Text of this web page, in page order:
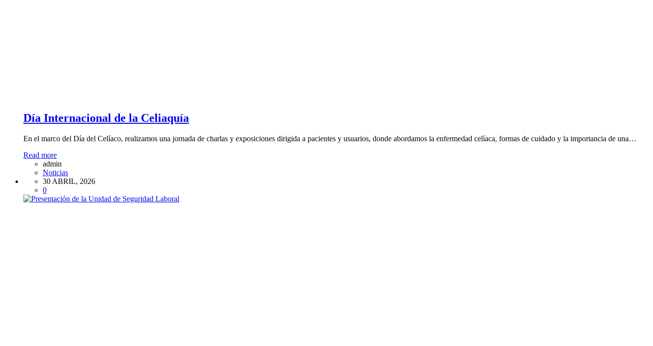
Día Internacional de la Celiaquía
En el marco del Día del Celíaco, realizamos una jornada de charlas y exposiciones dirigida a pacientes y usuarios, donde abordamos la enfermedad celíaca, formas de cuidado y la importancia de una…
Read more
admin
Noticias
30 ABRIL, 2026
0